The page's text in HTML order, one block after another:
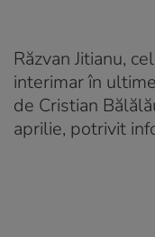
Răzvan Jitianu,
interimar în
de Cristian
aprilie, potrivit